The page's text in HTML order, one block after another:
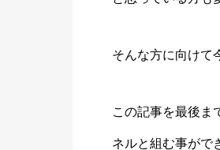
そんな方に向けて
この記事を最後ま
ネルと組む事がで